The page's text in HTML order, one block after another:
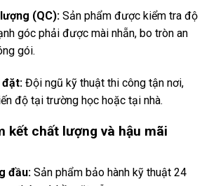
(QC):Sản phẩm được kiểm tra độ
góc phải được mài nhẵn, bo tròn an
gói.
đặt:Đội ngũ kỹ thuật thi công tận nơi,
độ tại trường học hoặc tại nhà.
kết chất lượng và hậu mãi
đầu:Sản phẩm bảo hành kỹ thuật 24